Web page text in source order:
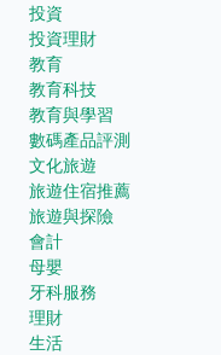
投資
投資理財
教育
教育科技
教育與學習
數碼產品評測
文化旅遊
旅遊住宿推薦
旅遊與探險
會計
母嬰
牙科服務
理財
生活